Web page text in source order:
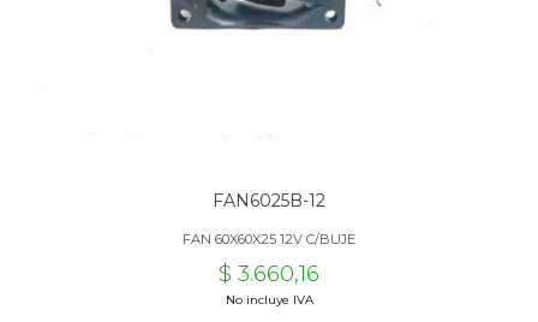
FAN6025B-12
FAN 60X60X25 12V C/BUJE
$ 3.660,16
No incluye IVA